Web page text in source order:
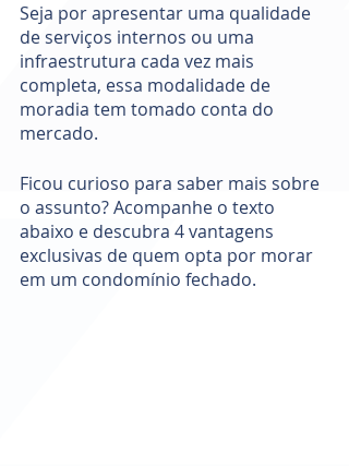
Seja por apresentar uma qualidade
de serviços internos ou uma
infraestrutura cada vez mais
completa, essa modalidade de
moradia tem tomado conta do
mercado.
Ficou curioso para saber mais sobre
o assunto? Acompanhe o texto
abaixo e descubra 4 vantagens
exclusivas de quem opta por morar
em um condomínio fechado.